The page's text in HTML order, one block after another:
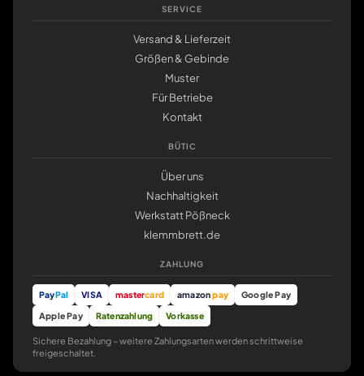
SERVICE
Versand & Lieferzeit
Größen & Gebinde
Muster
Für Betriebe
Kontakt
BÜTIC
Über uns
Nachhaltigkeit
Werkstatt Pößneck
klemmbrett.de
ZAHLUNG
PayPal VISA mastercard amazonpay
Google Pay
Apple Pay
Ratenzahlung Vorkasse
Sichere Bezahlung – weitere Zahlungsarten werden schrittweise
freigeschaltet.